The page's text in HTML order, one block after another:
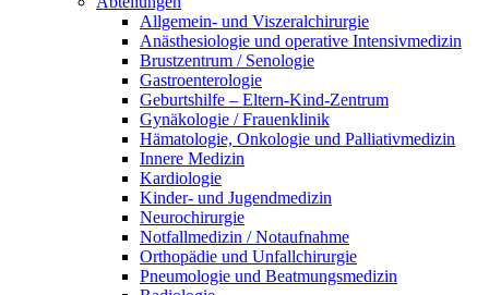
Allgemein- und Viszeralchirurgie
Anästhesiologie und operative Intensivmedizin
Brustzentrum / Senologie
Gastroenterologie
Geburtshilfe – Eltern-Kind-Zentrum
Gynäkologie / Frauenklinik
Hämatologie, Onkologie und Palliativmedizin
Innere Medizin
Kardiologie
Kinder- und Jugendmedizin
Neurochirurgie
Notfallmedizin / Notaufnahme
Orthopädie und Unfallchirurgie
Pneumologie und Beatmungsmedizin